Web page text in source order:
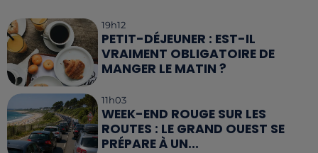
19h12
PETIT-DÉJEUNER : EST-IL
VRAIMENT OBLIGATOIRE DE
MANGER LE MATIN ?
11h03
WEEK-END ROUGE SUR LES
ROUTES : LE GRAND OUEST SE
PRÉPARE À UN...